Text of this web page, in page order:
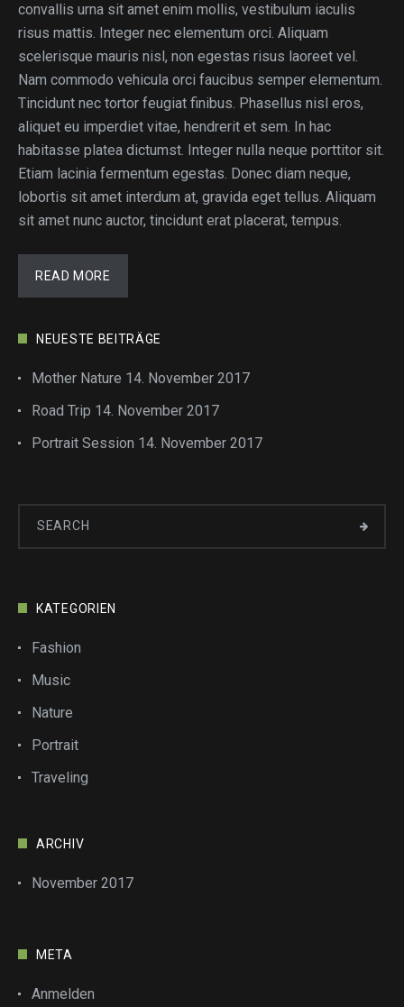
convallis urna sit amet enim mollis, vestibulum iaculis
risus mattis. Integer nec elementum orci. Aliquam
scelerisque mauris nisl, non egestas risus laoreet vel.
Nam commodo vehicula orci faucibus semper elementum.
Tincidunt nec tortor feugiat finibus. Phasellus nisl eros,
aliquet eu imperdiet vitae, hendrerit et sem. In hac
habitasse platea dictumst. Integer nulla neque porttitor sit.
Etiam lacinia fermentum egestas. Donec diam neque,
lobortis sit amet interdum at, gravida eget tellus. Aliquam
sit amet nunc auctor, tincidunt erat placerat, tempus.
READ MORE
NEUESTE BEITRÄGE
Mother Nature 14. November 2017
Road Trip 14. November 2017
Portrait Session 14. November 2017
KATEGORIEN
Fashion
Music
Nature
Portrait
Traveling
ARCHIV
November 2017
META
Anmelden